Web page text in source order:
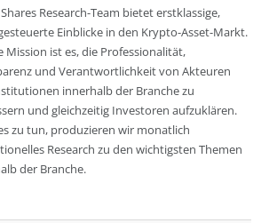
Research-Team bietet erstklassige,
Einblicke in den Krypto-Asset-Markt.
Mission ist es, die Professionalität,
und Verantwortlichkeit von Akteuren
innerhalb der Branche zu
und gleichzeitig Investoren aufzuklären.
zu tun, produzieren wir monatlich
Research zu den wichtigsten Themen
der Branche.